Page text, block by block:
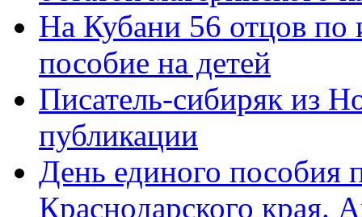
На Кубани 56 отцов по
пособие на детей
Писатель-сибиряк из
публикации
День единого пособия
Краснодарского края.